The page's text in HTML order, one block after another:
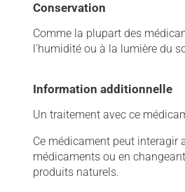
Conservation
Comme la plupart des
l'humidité ou à la lumière du
Information additionnelle
Un traitement avec ce
Ce médicament peut interagir
médicaments ou en
produits naturels.